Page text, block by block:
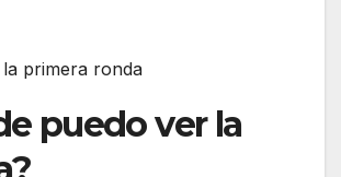
primera ronda
puedo ver la